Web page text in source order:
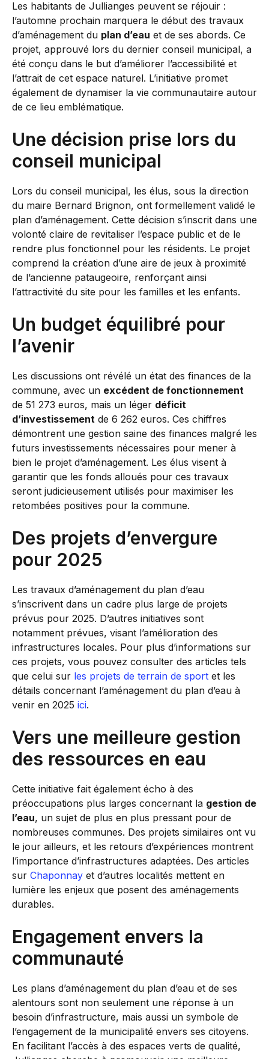
Les habitants de Jullianges peuvent se réjouir :
l’automne prochain marquera le début des travaux
d’aménagement du plan d’eau et de ses abords. Ce
projet, approuvé lors du dernier conseil municipal, a
été conçu dans le but d’améliorer l’accessibilité et
l’attrait de cet espace naturel. L’initiative promet
également de dynamiser la vie communautaire autour
de ce lieu emblématique.
Une décision prise lors du
conseil municipal
Lors du conseil municipal, les élus, sous la direction
du maire Bernard Brignon, ont formellement validé le
plan d’aménagement. Cette décision s’inscrit dans une
volonté claire de revitaliser l’espace public et de le
rendre plus fonctionnel pour les résidents. Le projet
comprend la création d’une aire de jeux à proximité
de l’ancienne pataugeoire, renforçant ainsi
l’attractivité du site pour les familles et les enfants.
Un budget équilibré pour
l’avenir
Les discussions ont révélé un état des finances de la
commune, avec un excédent de fonctionnement
de 51 273 euros, mais un léger déficit
d’investissement de 6 262 euros. Ces chiffres
démontrent une gestion saine des finances malgré les
futurs investissements nécessaires pour mener à
bien le projet d’aménagement. Les élus visent à
garantir que les fonds alloués pour ces travaux
seront judicieusement utilisés pour maximiser les
retombées positives pour la commune.
Des projets d’envergure
pour 2025
Les travaux d’aménagement du plan d’eau
s’inscrivent dans un cadre plus large de projets
prévus pour 2025. D’autres initiatives sont
notamment prévues, visant l’amélioration des
infrastructures locales. Pour plus d’informations sur
ces projets, vous pouvez consulter des articles tels
que celui sur les projets de terrain de sport et les
détails concernant l’aménagement du plan d’eau à
venir en 2025 ici.
Vers une meilleure gestion
des ressources en eau
Cette initiative fait également écho à des
préoccupations plus larges concernant la gestion de
l’eau, un sujet de plus en plus pressant pour de
nombreuses communes. Des projets similaires ont vu
le jour ailleurs, et les retours d’expériences montrent
l’importance d’infrastructures adaptées. Des articles
sur Chaponnay et d’autres localités mettent en
lumière les enjeux que posent des aménagements
durables.
Engagement envers la
communauté
Les plans d’aménagement du plan d’eau et de ses
alentours sont non seulement une réponse à un
besoin d’infrastructure, mais aussi un symbole de
l’engagement de la municipalité envers ses citoyens.
En facilitant l’accès à des espaces verts de qualité,